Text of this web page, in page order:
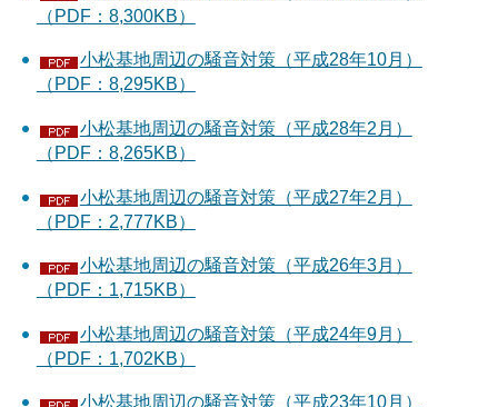
（PDF：8,300KB）
小松基地周辺の騒音対策（平成28年10月）
（PDF：8,295KB）
小松基地周辺の騒音対策（平成28年2月）
（PDF：8,265KB）
小松基地周辺の騒音対策（平成27年2月）
（PDF：2,777KB）
小松基地周辺の騒音対策（平成26年3月）
（PDF：1,715KB）
小松基地周辺の騒音対策（平成24年9月）
（PDF：1,702KB）
小松基地周辺の騒音対策（平成23年10月）